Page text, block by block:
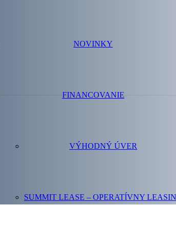
NOVINKY
FINANCOVANIE
VÝHODNÝ ÚVER
SUMMIT LEASE – OPERATÍVNY